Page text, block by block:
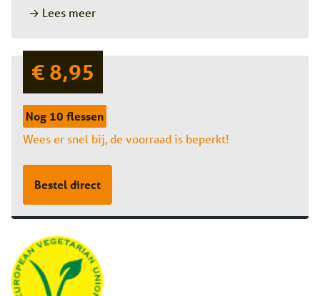
→ Lees meer
€ 8,95
Nog 10 flessen
Wees er snel bij, de voorraad is beperkt!
Bestel direct